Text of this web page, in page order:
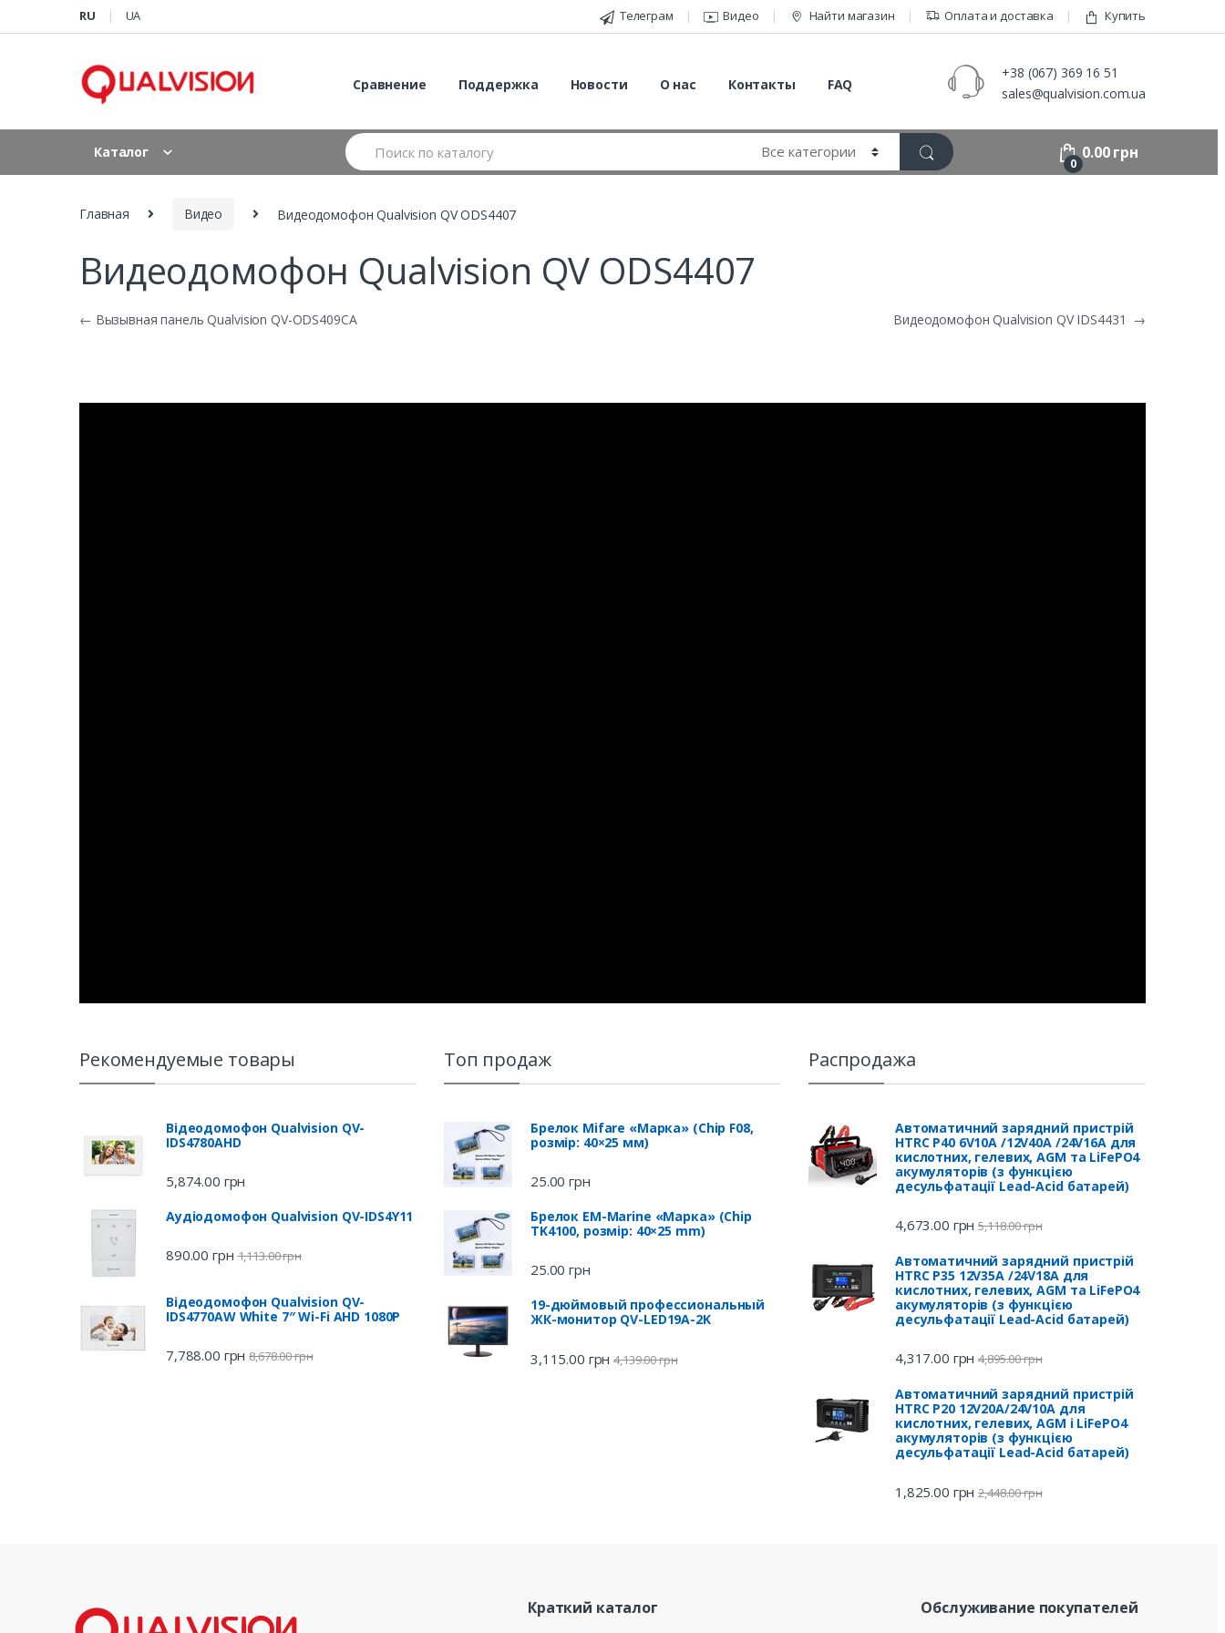
Skip to navigation
Skip to contentRU UA Телеграм Видео Найти магазин Оплата и доставка Купить
Сравнение Поддержка Новости О нас Контакты FAQ
+38 (067) 369 16 51
sales@qualvision.com.ua
Каталог
S
e
a
h
:
0
0.00грн
Главная Видео Видеодомофон Qualvision QV ODS4407
Видеодомофон Qualvision QV ODS4407
Навигация по записям
← Вызывная панель Qualvision QV-ODS409CA Видеодомофон Qualvision QV IDS4431 →
Рекомендуемые товары
Відеодомофон Qualvision QV-
IDS4780AHD
5,874.00 грн
Аудіодомофон Qualvision QV-IDS4Y11
890.00 грн 1,113.00грн
Відеодомофон Qualvision QV-
IDS4770AW White 7″ Wi-Fi AHD 1080P
7,788.00 грн 8,678.00грн
Топ продаж
Брелок Mifare «Марка» (Chip F08,
розмір: 40×25 мм)
25.00 грн
Брелок EM-Marine «Марка» (Chip
TK4100, розмір: 40×25 mm)
25.00 грн
19-дюймовый профессиональный
ЖК-монитор QV-LED19A-2K
3,115.00 грн 4,139.00грн
Распродажа
Автоматичний зарядний пристрій
HTRC P40 6V10A /12V40A /24V16A для
кислотних, гелевих, AGM та LiFePO4
акумуляторів (з функцією
десульфатації Lead-Acid батарей)
4,673.00 грн 5,118.00грн
Автоматичний зарядний пристрій
HTRC P35 12V35A /24V18A для
кислотних, гелевих, AGM та LiFePO4
акумуляторів (з функцією
десульфатації Lead-Acid батарей)
4,317.00 грн 4,895.00грн
Автоматичний зарядний пристрій
HTRC P20 12V20A/24V10A для
кислотних, гелевих, AGM і LiFePO4
акумуляторів (з функцією
десульфатації Lead-Acid батарей)
1,825.00 грн 2,448.00грн
Краткий каталог Обслуживание покупателей